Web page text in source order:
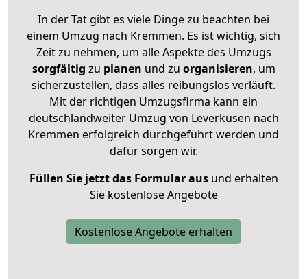
In der Tat gibt es viele Dinge zu beachten bei
einem Umzug nach Kremmen. Es ist wichtig, sich
Zeit zu nehmen, um alle Aspekte des Umzugs
sorgfältig zu planen und zu organisieren, um
sicherzustellen, dass alles reibungslos verläuft.
Mit der richtigen Umzugsfirma kann ein
deutschlandweiter Umzug von Leverkusen nach
Kremmen erfolgreich durchgeführt werden und
dafür sorgen wir.
Füllen Sie jetzt das Formular ausund erhalten
Sie kostenlose Angebote
Kostenlose Angebote erhalten